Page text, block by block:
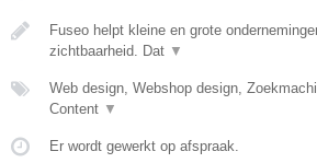
Fuseo helpt kleine en grote
zichtbaarheid. Dat ▼
Web design, Webshop design,
Content ▼
Er wordt gewerkt op afspraak.